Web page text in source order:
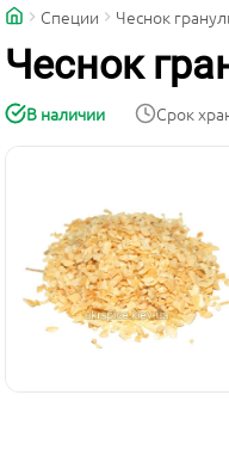
Специи Чеснок
Чеснок
В наличии Срок